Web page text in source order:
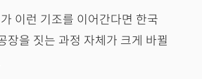
이런 기조를 이어간다면 한국
장을 짓는 과정 자체가 크게 바뀔